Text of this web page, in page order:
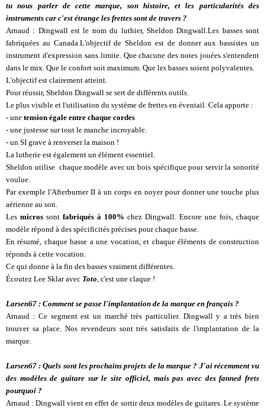
tu nous parler de cette marque, son histoire, et les particularités des
instruments car c'est étrange les frettes sont de travers ?
Arnaud : Dingwall est le nom du luthier, Sheldon Dingwall.Les basses sont
fabriquées au Canada.L'objectif de Sheldon est de donner aux bassistes un
instrument d'expression sans limite. Que chacune des notes jouées s'entendent
dans le mix. Que le confort soit maximum. Que les basses soient polyvalentes.
L'objectif est clairement atteint.
Pour réussir, Sheldon Dingwall se sert de différents outils.
Le plus visible et l'utilisation du système de frettes en éventail. Cela apporte :
- une tension égale entre chaque cordes
- une justesse sur tout le manche incroyable.
- un SI grave à renverser la maison !
La lutherie est également un élément essentiel.
Sheldon utilise chaque modèle avec un bois spécifique pour servir la sonorité
voulue.
Par exemple l'Afterburner II à un corps en noyer pour donner une touche plus
aérienne au son.
Les micros sont fabriqués à 100% chez Dingwall. Encore une fois, chaque
modèle répond à des spécificités précises pour chaque basse.
En résumé, chaque basse a une vocation, et chaque éléments de construction
réponds à cette vocation.
Ce qui donne à la fin des basses vraiment différentes.
Écoutez Lee Sklar avec Toto , c'est une claque !
Larsen67 : Comment se passe l'implantation de la marque en français ?
Arnaud : Ce segment est un marché très particulier. Dingwall y a très bien
trouver sa place. Nos revendeurs sont très satisfaits de l'implantation de la
marque.
Larsen67 : Quels sont les prochains projets de la marque ? J'ai récemment vu
des modèles de guitare sur le site officiel, mais pas avec des fanned frets
pourquoi ?
Arnaud : Dingwall vient en effet de sortir deux modèles de guitares. Le système